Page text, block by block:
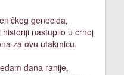
genocida,
nastupilo u crnoj
za ovu utakmicu.
dana ranije,